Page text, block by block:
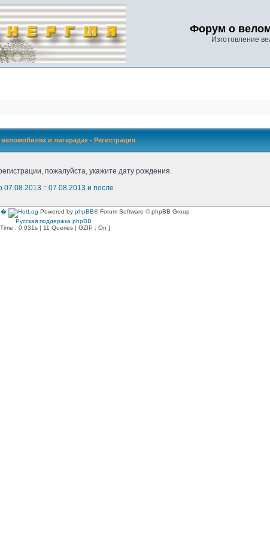
Форум о
Изготовление
и лигерадах - Регистрация
пожалуйста, укажите дату рождения.
07.08.2013 :: 07.08.2013 и после
Powered by phpBB® Forum Software © phpBB Group
Русская поддержка phpBB
: 0.031s | 11 Queries | GZIP : On ]